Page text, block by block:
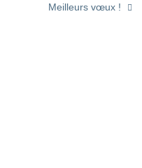
Meilleurs vœux !